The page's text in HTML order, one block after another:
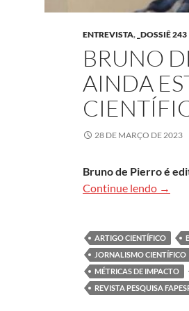
ENTREVISTA, _DOSSIÊ 243
BRUNO
AINDA
28 DE MARÇO DE 2023
Bruno de Pierro é
Continue lendo →
ARTIGO CIENTÍFICO
JORNALISMO CIENTÍFICO
MÉTRICAS DE IMPACTO
REVISTA PESQUISA